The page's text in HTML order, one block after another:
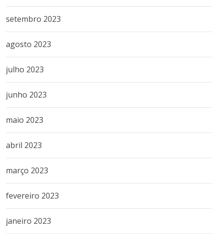
setembro 2023
agosto 2023
julho 2023
junho 2023
maio 2023
abril 2023
março 2023
fevereiro 2023
janeiro 2023